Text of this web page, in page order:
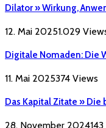
Dilator » Wirkung,
12. Mai 20251.029
Digitale Nomaden: Die
11. Mai 2025374 Views
Das Kapital Zitate » Die
28. November 2024143